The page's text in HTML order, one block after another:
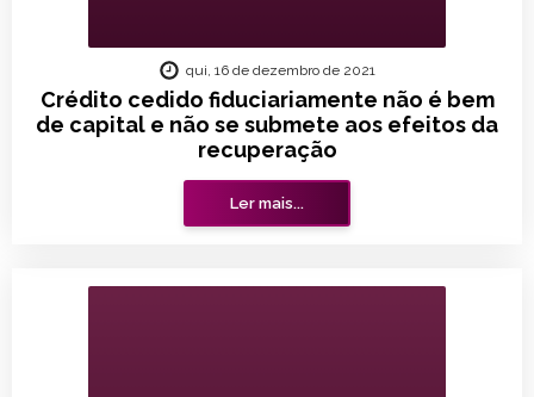
Crédito cedido fiduciariamente não é bem
de capital e não se submete aos efeitos da
recuperação
qui, 16 de dezembro de 2021
Ler mais...